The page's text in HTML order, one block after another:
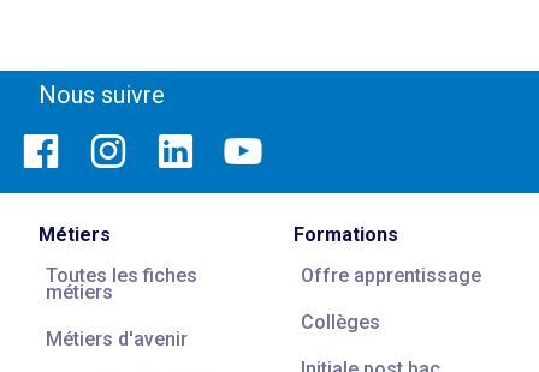
Nous suivre
Métiers
Toutes les fiches
métiers
Métiers d'avenir
Formations
Offre apprentissage
Collèges